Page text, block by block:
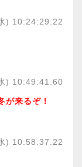
) 10:24:29.22
) 10:49:41.60
が来るぞ！
) 10:58:37.22